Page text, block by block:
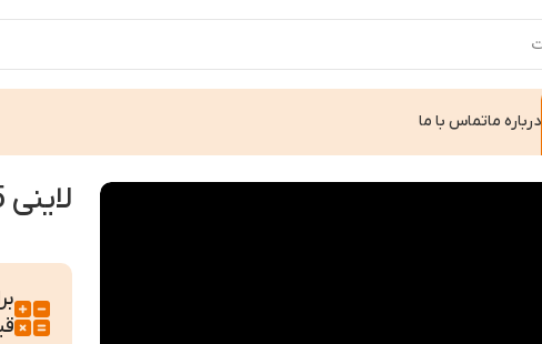
درباره ماتماس با ما
لاینی HS 315